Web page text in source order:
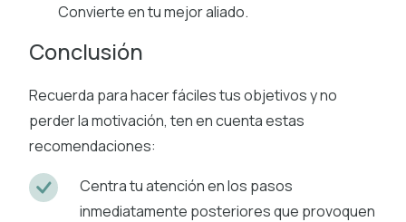
Convierte en tu mejor aliado.
Conclusión
Recuerda para hacer fáciles tus objetivos y no
perder la motivación, ten en cuenta estas
recomendaciones:
Centra tu atención en los pasos
inmediatamente posteriores que provoquen